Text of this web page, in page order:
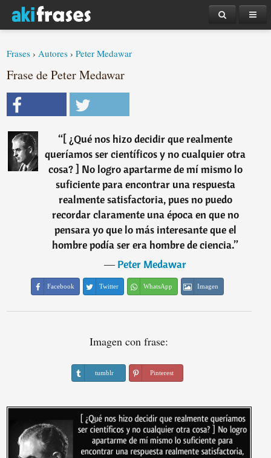
Frases ›Autores ›Peter Medawar
Frase de Peter Medawar
“[ ¿Qué nos hizo decidir que realmente
queríamos ser científicos y no cualquier otra
cosa? ] No logro apartarme de mí mismo lo
suficiente para encontrar una respuesta
realmente satisfactoria, pues no puedo
recordar claramente una época en que no
pensara yo que lo más interesante que el
hombre podía ser era hombre de ciencia.”
―Peter Medawar
Facebook Twitter WhatsApp Imagen
Imagen con frase:
tumblr Pinterest